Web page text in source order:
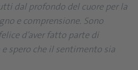
dal profondo del cuore per la
e comprensione. Sono
d’aver fatto parte di
spero che il sentimento sia